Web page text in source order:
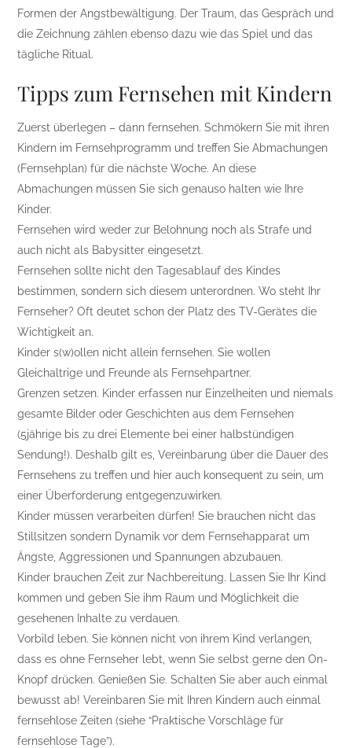
Formen der Angstbewältigung. Der Traum, das Gespräch und
die Zeichnung zählen ebenso dazu wie das Spiel und das
tägliche Ritual.
Tipps zum Fernsehen mit Kindern
Zuerst überlegen – dann fernsehen. Schmökern Sie mit ihren
Kindern im Fernsehprogramm und treffen Sie Abmachungen
(Fernsehplan) für die nächste Woche. An diese
Abmachungen müssen Sie sich genauso halten wie Ihre
Kinder.
Fernsehen wird weder zur Belohnung noch als Strafe und
auch nicht als Babysitter eingesetzt.
Fernsehen sollte nicht den Tagesablauf des Kindes
bestimmen, sondern sich diesem unterordnen. Wo steht Ihr
Fernseher? Oft deutet schon der Platz des TV-Gerätes die
Wichtigkeit an.
Kinder s(w)ollen nicht allein fernsehen. Sie wollen
Gleichaltrige und Freunde als Fernsehpartner.
Grenzen setzen. Kinder erfassen nur Einzelheiten und niemals
gesamte Bilder oder Geschichten aus dem Fernsehen
(5jährige bis zu drei Elemente bei einer halbstündigen
Sendung!). Deshalb gilt es, Vereinbarung über die Dauer des
Fernsehens zu treffen und hier auch konsequent zu sein, um
einer Überforderung entgegenzuwirken.
Kinder müssen verarbeiten dürfen! Sie brauchen nicht das
Stillsitzen sondern Dynamik vor dem Fernsehapparat um
Ängste, Aggressionen und Spannungen abzubauen.
Kinder brauchen Zeit zur Nachbereitung. Lassen Sie Ihr Kind
kommen und geben Sie ihm Raum und Möglichkeit die
gesehenen Inhalte zu verdauen.
Vorbild leben. Sie können nicht von ihrem Kind verlangen,
dass es ohne Fernseher lebt, wenn Sie selbst gerne den On-
Knopf drücken. Genießen Sie. Schalten Sie aber auch einmal
bewusst ab! Vereinbaren Sie mit Ihren Kindern auch einmal
fernsehlose Zeiten (siehe “Praktische Vorschläge für
fernsehlose Tage”).